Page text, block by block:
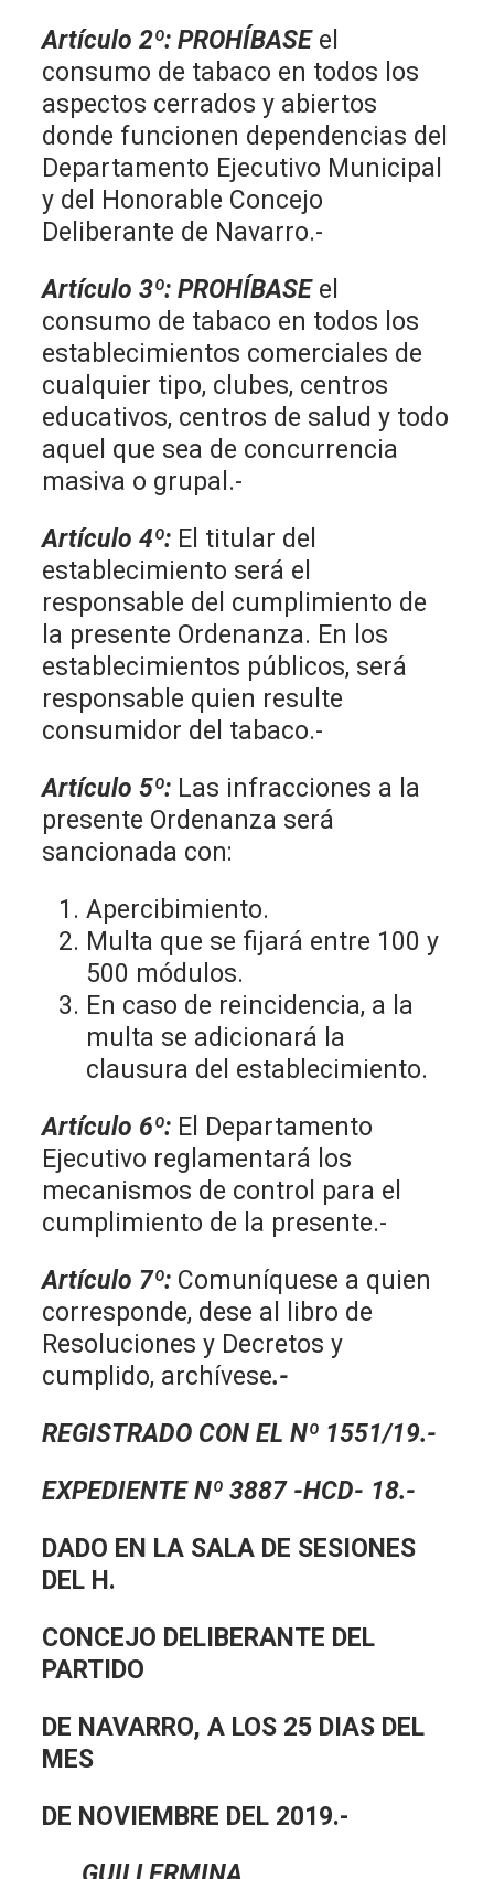
Artículo 2º: PROHÍBASEel
consumo de tabaco en todos los
aspectos cerrados y abiertos
donde funcionen dependencias del
Departamento Ejecutivo Municipal
y del Honorable Concejo
Deliberante de Navarro.-
Artículo 3º: PROHÍBASEel
consumo de tabaco en todos los
establecimientos comerciales de
cualquier tipo, clubes, centros
educativos, centros de salud y todo
aquel que sea de concurrencia
masiva o grupal.-
Artículo 4º: El titular del
establecimiento será el
responsable del cumplimiento de
la presente Ordenanza. En los
establecimientos públicos, será
responsable quien resulte
consumidor del tabaco.-
Artículo 5º: Las infracciones a la
presente Ordenanza será
sancionada con:
Apercibimiento.
Multa que se fijará entre 100 y
500 módulos.
En caso de reincidencia, a la
multa se adicionará la
clausura del establecimiento.
Artículo 6º: El Departamento
Ejecutivo reglamentará los
mecanismos de control para el
cumplimiento de la presente.-
Artículo 7º: Comuníquese a quien
corresponde, dese al libro de
Resoluciones y Decretos y
cumplido, archívese.-
REGISTRADO CON EL Nº 1551/19.-
EXPEDIENTE Nº 3887 -HCD- 18.-
DADO EN LA SALA DE SESIONES
DEL H.
CONCEJO DELIBERANTE DEL
PARTIDO
DE NAVARRO, A LOS 25 DIAS DEL
MES
DE NOVIEMBRE DEL 2019.-